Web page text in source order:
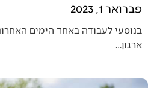
פברואר 1, 2023
בנוסעי לעבודה באחד הימים
ארגון…